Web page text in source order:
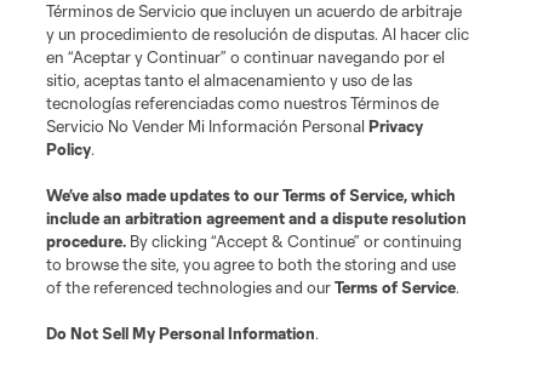
Terminos de servicio
Politica de privacidad
Do Not Sell or Share My Personal Information
Cookies Settings
©2026 MLS. The Major League Soccer and MLS name and shield are
registered trademarks of Major League Soccer, L.L.C. (“MLS”). The names
and logos of MLS teams are registered and/or common law trademarks of
MLS or are used with the permission of their owners. Any unauthorized use
is forbidden.
Términos de Servicio que incluyen un acuerdo de arbitraje
y un procedimiento de resolución de disputas. Al hacer clic
en “Aceptar y Continuar” o continuar navegando por el
sitio, aceptas tanto el almacenamiento y uso de las
tecnologías referenciadas como nuestros Términos de
Servicio No Vender Mi Información PersonalPrivacy
Policy.
We’ve also made updates to ourTerms of Service, which
include an arbitration agreement and a dispute resolution
procedure. By clicking “Accept & Continue” or continuing
to browse the site, you agree to both the storing and use
of the referenced technologies and ourTerms of Service.
Do Not Sell My Personal Information.